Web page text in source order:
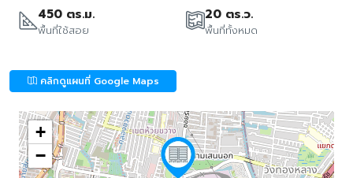
450 ตร.ม.
พื้นที่ใช้สอย
20 ตร.ว.
พื้นที่ทั้งหมด
คลิกดูแผนที่ Google Maps
+
−